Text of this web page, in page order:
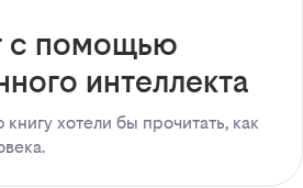
с помощью
интеллекта
хотели бы прочитать, как